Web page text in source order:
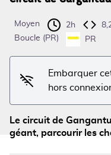
Moyen 2h
Boucle (PR)
PR
Embarquer
hors
Le circuit de
géant, parcourir les